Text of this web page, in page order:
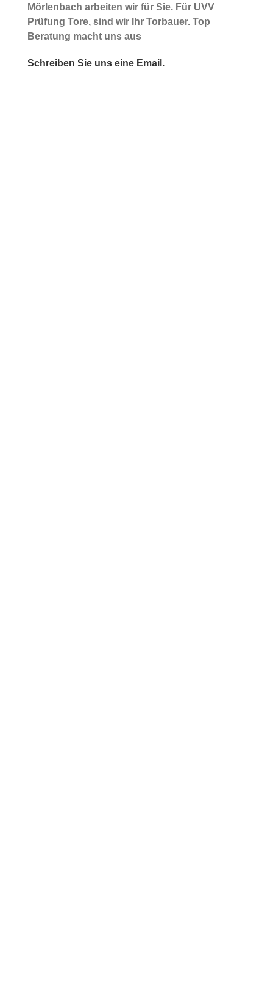
Mörlenbach arbeiten wir für Sie. Für UVV
Prüfung Tore, sind wir Ihr Torbauer. Top
Beratung macht uns aus
Schreiben Sie uns eine Email.